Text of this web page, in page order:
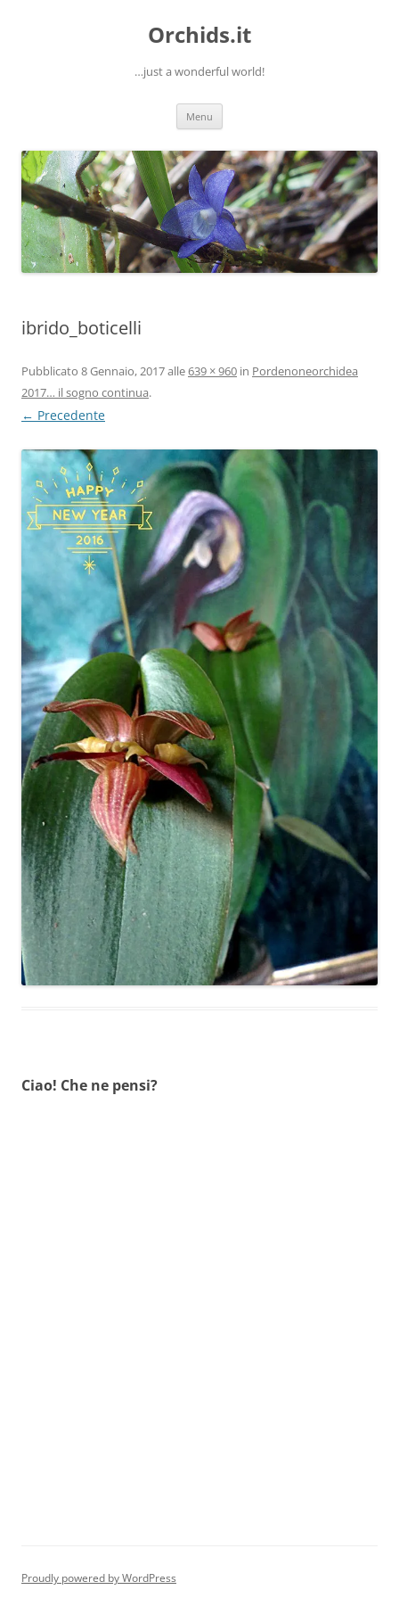
Orchids.it
…just a wonderful world!
Menu
ibrido_boticelli
Pubblicato 8 Gennaio, 2017alle639 × 960 in Pordenoneorchidea
2017… il sogno continua.
← Precedente
Ciao! Che ne pensi?
Proudly powered by WordPress